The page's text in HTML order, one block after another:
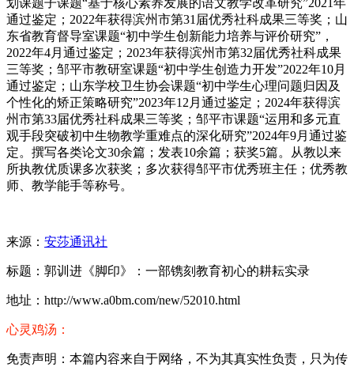
通过鉴定；2022年获得滨州市第31届优秀社科成果三等奖；山
东省教育督导室课题“初中学生创新能力培养与评价研究”，
2022年4月通过鉴定；2023年获得滨州市第32届优秀社科成果
三等奖；邹平市教研室课题“初中学生创造力开发”2022年10月
通过鉴定；山东学校卫生协会课题“初中学生心理问题归因及
个性化的矫正策略研究”2023年12月通过鉴定；2024年获得滨
州市第33届优秀社科成果三等奖；邹平市课题“运用和多元直
观手段突破初中生物教学重难点的深化研究”2024年9月通过鉴
定。撰写各类论文30余篇；发表10余篇；获奖5篇。从教以来
所执教优质课多次获奖；多次获得邹平市优秀班主任；优秀教
师、教学能手等称号。
来源： 安莎通讯社
标题：郭训进《脚印》：一部镌刻教育初心的耕耘实录
地址：http://www.a0bm.com/new/52010.html
心灵鸡汤：
免责声明：本篇内容来自于网络，不为其真实性负责，只为传